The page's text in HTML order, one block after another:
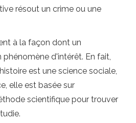
résout un crime ou une
à la façon dont un
d'intérêt. En fait,
est une science sociale,
elle est basée sur
scientifique pour trouver